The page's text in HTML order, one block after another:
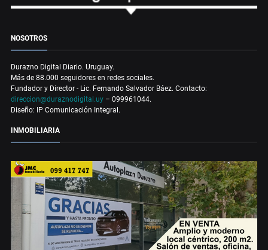
NOSOTROS
Durazno Digital Diario. Uruguay.
Más de 88.000 seguidores en redes sociales.
Fundador y Director - Lic. Fernando Salvador Báez. Contacto:
direccion@duraznodigital.uy – 099961044.
Diseño: IP Comunicación Integral.
INMOBILIARIA